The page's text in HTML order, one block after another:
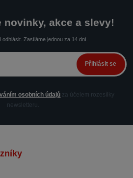
novinky, akce a slevy!
odhlásit. Zasíláme jednou za 14 dní.
Přihlásit se
osobních údajů za účelem rozesílky
newsletteru.